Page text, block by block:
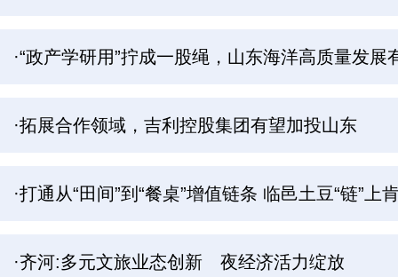
·“政产学研用”拧成一股绳，山东海洋高质量发展
·拓展合作领域，吉利控股集团有望加投山东
·打通从“田间”到“餐桌”增值链条 临邑土豆“链”上
·齐河:多元文旅业态创新 夜经济活力绽放